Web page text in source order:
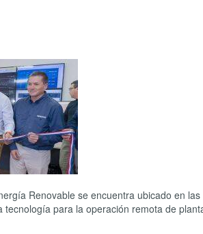
Renovable se encuentra ubicado en
tecnología para la operación remota de